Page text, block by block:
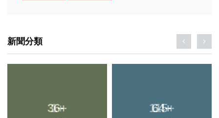
新聞分類
36+ 64+
1+ 115+